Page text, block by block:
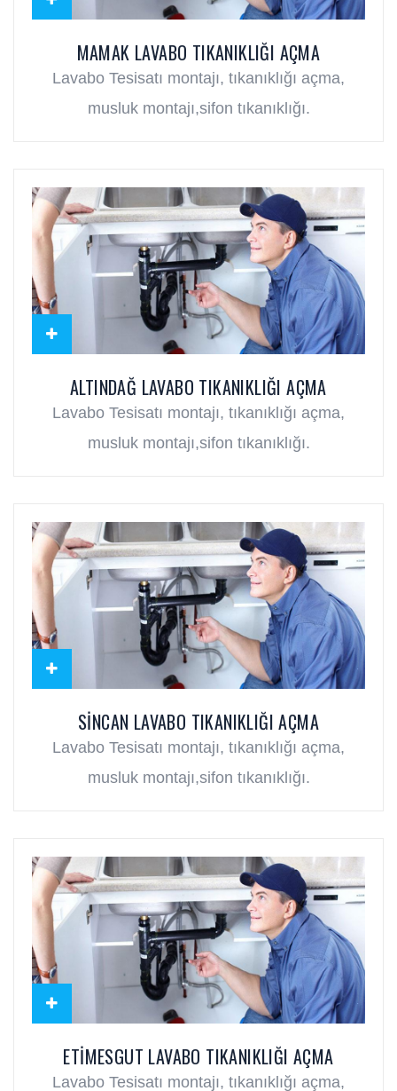
MAMAK LAVABO TIKANIKLIĞI AÇMA
Lavabo Tesisatı montajı, tıkanıklığı açma,
musluk montajı,sifon tıkanıklığı.
ALTINDAĞ LAVABO TIKANIKLIĞI AÇMA
Lavabo Tesisatı montajı, tıkanıklığı açma,
musluk montajı,sifon tıkanıklığı.
SINCAN LAVABO TIKANIKLIĞI AÇMA
Lavabo Tesisatı montajı, tıkanıklığı açma,
musluk montajı,sifon tıkanıklığı.
ETIMESGUT LAVABO TIKANIKLIĞI AÇMA
Lavabo Tesisatı montajı, tıkanıklığı açma,